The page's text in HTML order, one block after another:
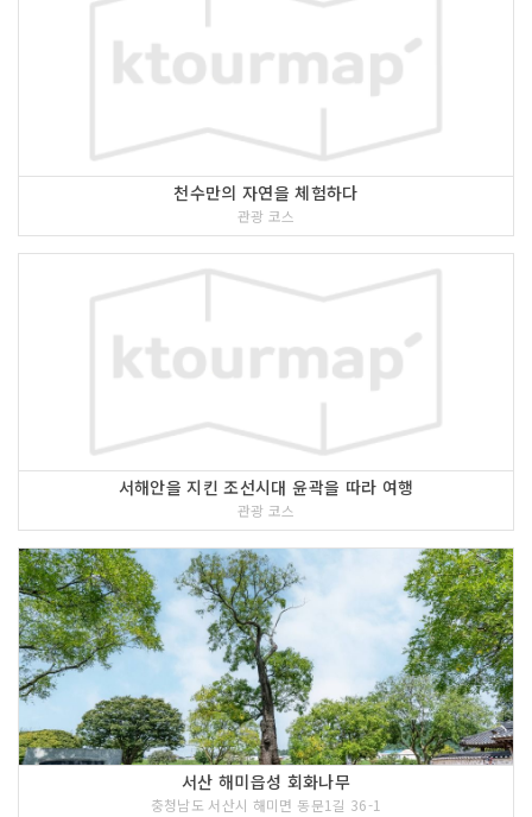
천수만의 자연을 체험하다
관광 코스
서해안을 지킨 조선시대 윤곽을 따라 여행
관광 코스
서산 해미읍성 회화나무
충청남도 서산시 해미면 동문1길 36-1